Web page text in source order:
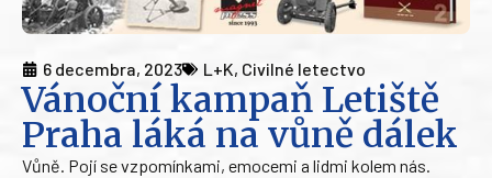
6 decembra, 2023 L+K, Civilné letectvo
Vánoční kampaň Letiště
Praha láká na vůně dálek
Vůně. Pojí se vzpomínkami, emocemi a lidmi kolem nás.